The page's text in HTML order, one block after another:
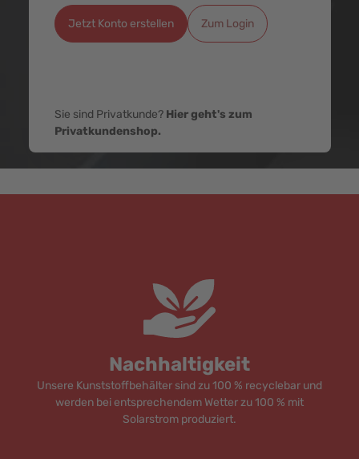
Jetzt Konto erstellen Zum Login
Sie sind Privatkunde? Hier geht's zum
Privatkundenshop.
Nachhaltigkeit
Unsere Kunststoffbehälter sind zu 100 % recyclebar und
werden bei entsprechendem Wetter zu 100 % mit
Solarstrom produziert.